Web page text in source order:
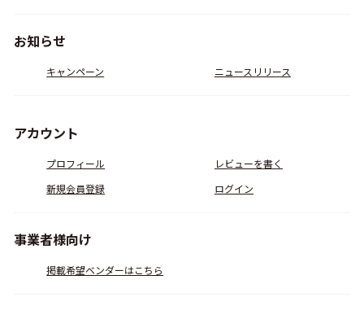
お知らせ
キャンペーン ニュースリリース
アカウント
プロフィール
レビューを書く
新規会員登録
ログイン
事業者様向け
掲載希望ベンダーはこちら